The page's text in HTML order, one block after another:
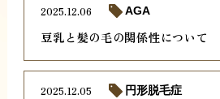
豆乳と髪の毛の関係性について
2025.12.06 AGA
2025.12.05 円形脱毛症